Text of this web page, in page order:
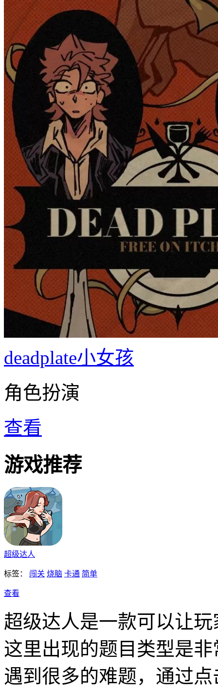
deadplate小女孩
角色扮演
查看
游戏推荐
超级达人
标签： 闯关 烧脑 卡通 简单
查看
超级达人是一款可以让
这里出现的题目类型是
遇到很多的难题，通过